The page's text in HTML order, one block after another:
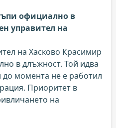
официално в
управител на
на Хасково Красимир
в длъжност. Той идва
до момента не е работил
Приоритет в
на